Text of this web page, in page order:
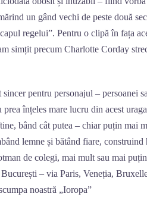
un gând vechi de peste două
regelui”. Pentru o clipă în fața
simțit precum Charlotte Corday
pentru personajul – persoanei
înțeles mare lucru din acest
bând cât putea – chiar puțin mai
lemne și bătând fiare, construind
de colegi, mai mult sau mai
– via Paris, Veneția,
noastră „Ioropa”